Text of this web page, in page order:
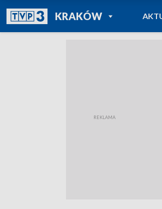
KRAKÓWPOWRÓT DO
TVP REGIONY